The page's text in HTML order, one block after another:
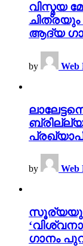
വിസ്മയ
ചിത്രയും
ആദ്യ
by Web
by Web
സൂര്യയും
ഗാനം